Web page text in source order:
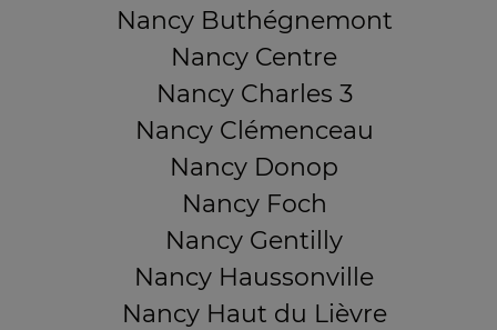
Nancy Buthégnemont
Nancy Centre
Nancy Charles 3
Nancy Clémenceau
Nancy Donop
Nancy Foch
Nancy Gentilly
Nancy Haussonville
Nancy Haut du Lièvre